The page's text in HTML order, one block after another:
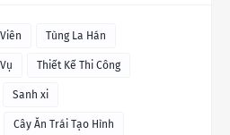
Tùng La Hán
Thiết Kế Thi Công
Sanh xi
Cây Ăn Trái Tạo Hình